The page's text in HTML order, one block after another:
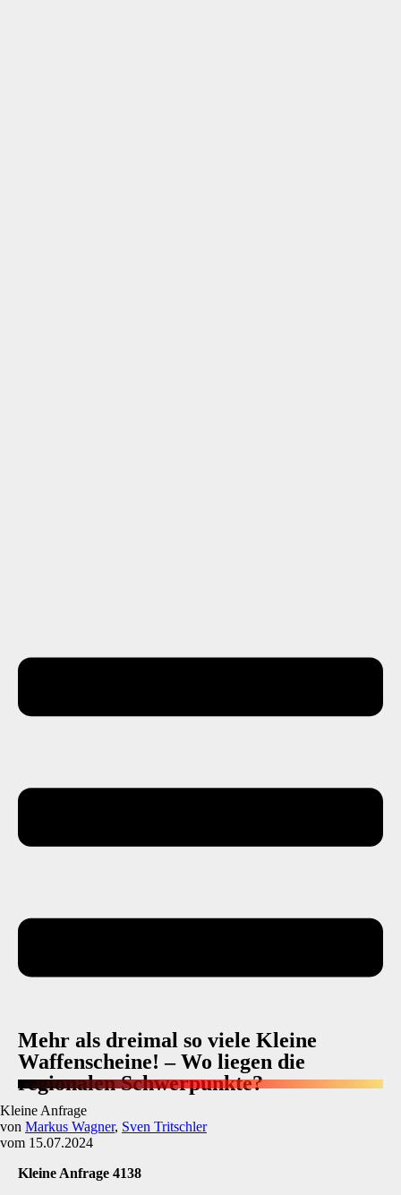
Mehr als dreimal so viele Kleine
Waffenscheine! – Wo liegen die
regionalen Schwerpunkte?
Kleine Anfrage
von Markus Wagner, Sven Tritschler
vom 15.07.2024
Kleine Anfrage 4138